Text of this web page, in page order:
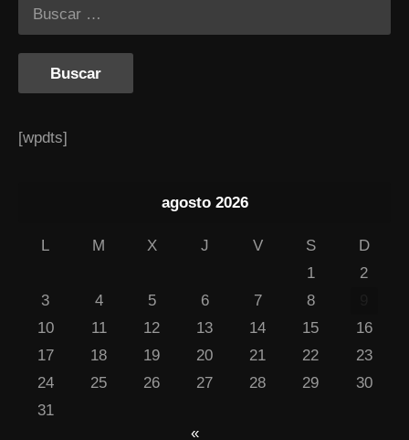
[wpdts]
agosto 2026
L M X J V S
D
1
2
3
4 5 6 7 8
10
11 12 13 14 15
16
17
18 19 20 21 22
23
24
25 26 27 28 29
30
31
«